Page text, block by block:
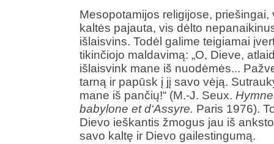
Mesopotamijos religijose,
kaltės pajauta, vis dėlto
išlaisvins. Todėl galime teigiamai
tikinčiojo maldavimą: „O, Dieve,
išlaisvink mane iš nuodėmės...
tarną ir papūsk į jį savo vėją.
mane iš pančių!“ (M.-J. Seux.
babylone et d‘Assyre. Paris 1976).
Dievo ieškantis žmogus jau iš
savo kaltę ir Dievo gailestingumą.